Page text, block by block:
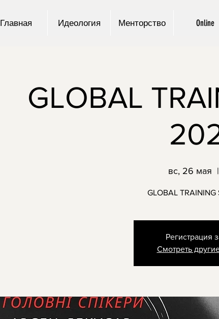
Главная Идеология Менторство Online
GLOBAL
вс, 26 мая
  |
GLOBAL
Регистрация
Смотреть